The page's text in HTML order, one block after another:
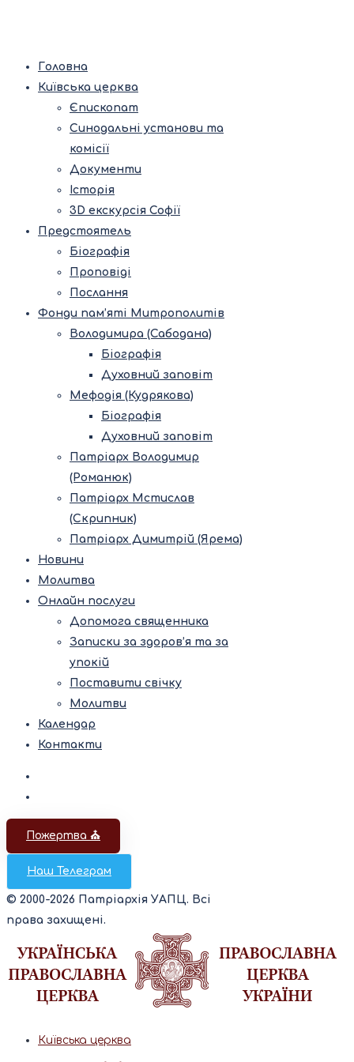
Головна
Київська церква
Єпископат
Синодальні установи та
комісії
Документи
Історія
3D екскурсія Софії
Предстоятель
Біографія
Проповіді
Послання
Фонди пам’яті Митрополитів
Володимира (Сабодана)
Біографія
Духовний заповіт
Мефодія (Кудрякова)
Біографія
Духовний заповіт
Патріарх Володимир
(Романюк)
Патріарх Мстислав
(Скрипник)
Патріарх Димитрій (Ярема)
Новини
Молитва
Онлайн послуги
Допомога священника
Записки за здоров’я та за
упокій
Поставити свічку
Молитви
Календар
Контакти
Пожертва ⛪️
Наш Телеграм
© 2000-2026 Патріархія УАПЦ. Всі
права захищені.
Київська церква